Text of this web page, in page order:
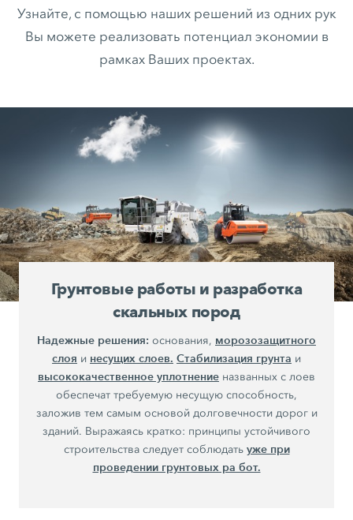
Узнайте, с помощью наших решений из одних рук
Вы можете реализовать потенциал экономии в
рамках Ваших проектах.
Грунтовые работы и разработка
скальных пород
Надежные решения: основания, морозозащитного
слоя и несущих слоев. Стабилизация грунта и
высококачественное уплотнение названных с лоев
обеспечат требуемую несущую способность,
заложив тем самым основой долговечности дорог и
зданий. Выражаясь кратко: принципы устойчивого
строительства следует соблюдать уже при
проведении грунтовых ра бот.